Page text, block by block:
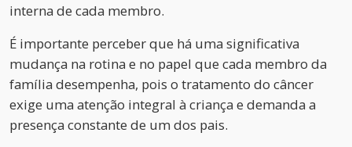
interna de cada membro.
É importante perceber que há uma significativa
mudança na rotina e no papel que cada membro da
família desempenha, pois o tratamento do câncer
exige uma atenção integral à criança e demanda a
presença constante de um dos pais.